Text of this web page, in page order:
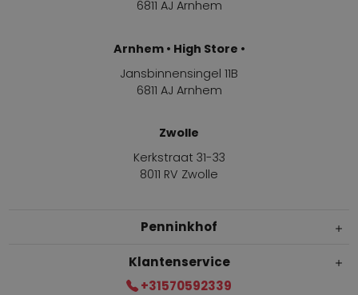
6811 AJ Arnhem
Arnhem • High Store •
Jansbinnensingel 11B
6811 AJ Arnhem
Zwolle
Kerkstraat 31-33
8011 RV Zwolle
Penninkhof
Klantenservice
+31570592339